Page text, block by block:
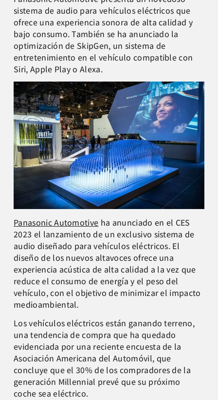
sistema de audio para vehículos eléctricos que
ofrece una experiencia sonora de alta calidad y
bajo consumo. También se ha anunciado la
optimización de SkipGen, un sistema de
entretenimiento en el vehículo compatible con
Siri, Apple Play o Alexa.
Panasonic Automotive ha anunciado en el CES
2023 el lanzamiento de un exclusivo sistema de
audio diseñado para vehículos eléctricos. El
diseño de los nuevos altavoces ofrece una
experiencia acústica de alta calidad a la vez que
reduce el consumo de energía y el peso del
vehículo, con el objetivo de minimizar el impacto
medioambiental.
Los vehículos eléctricos están ganando terreno,
una tendencia de compra que ha quedado
evidenciada por una reciente encuesta de la
Asociación Americana del Automóvil, que
concluye que el 30% de los compradores de la
generación Millennial prevé que su próximo
coche sea eléctrico.